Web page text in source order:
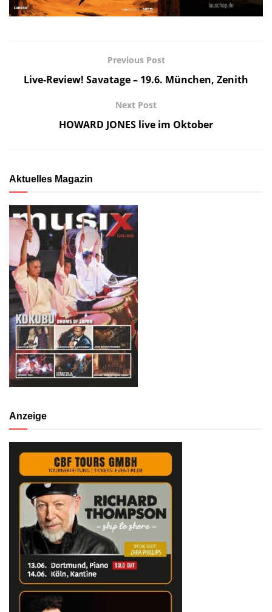
Previous Post
Live-Review! Savatage – 19.6. München, Zenith
Next Post
HOWARD JONES live im Oktober
Aktuelles Magazin
Anzeige